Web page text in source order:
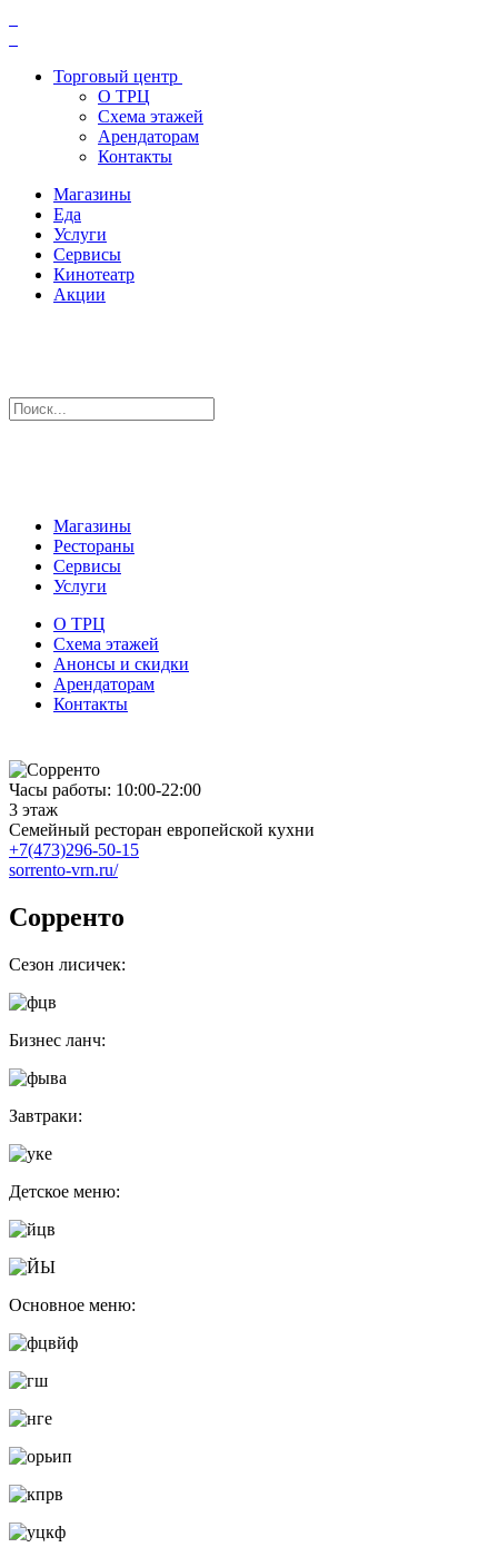
Торговый центр
О ТРЦ
Схема этажей
Арендаторам
Контакты
Магазины
Еда
Услуги
Сервисы
Кинотеатр
Акции
Магазины
Рестораны
Сервисы
Услуги
О ТРЦ
Схема этажей
Анонсы и скидки
Арендаторам
Контакты
Часы работы: 10:00-22:00
3 этаж
Семейный ресторан европейской кухни
+7(473)296-50-15
sorrento-vrn.ru/
Сорренто
Сезон лисичек:
Бизнес ланч:
Завтраки:
Детское меню:
Основное меню: